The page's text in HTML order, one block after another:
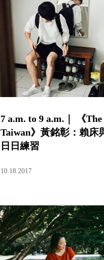
7 a.m. to 9 a.m.｜ 《
Taiwan》黃銘彰：賴床
日日練習
10.18.2017